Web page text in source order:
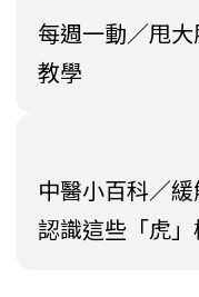
每週一動／甩
教學
中醫小百科／
認識這些「虎